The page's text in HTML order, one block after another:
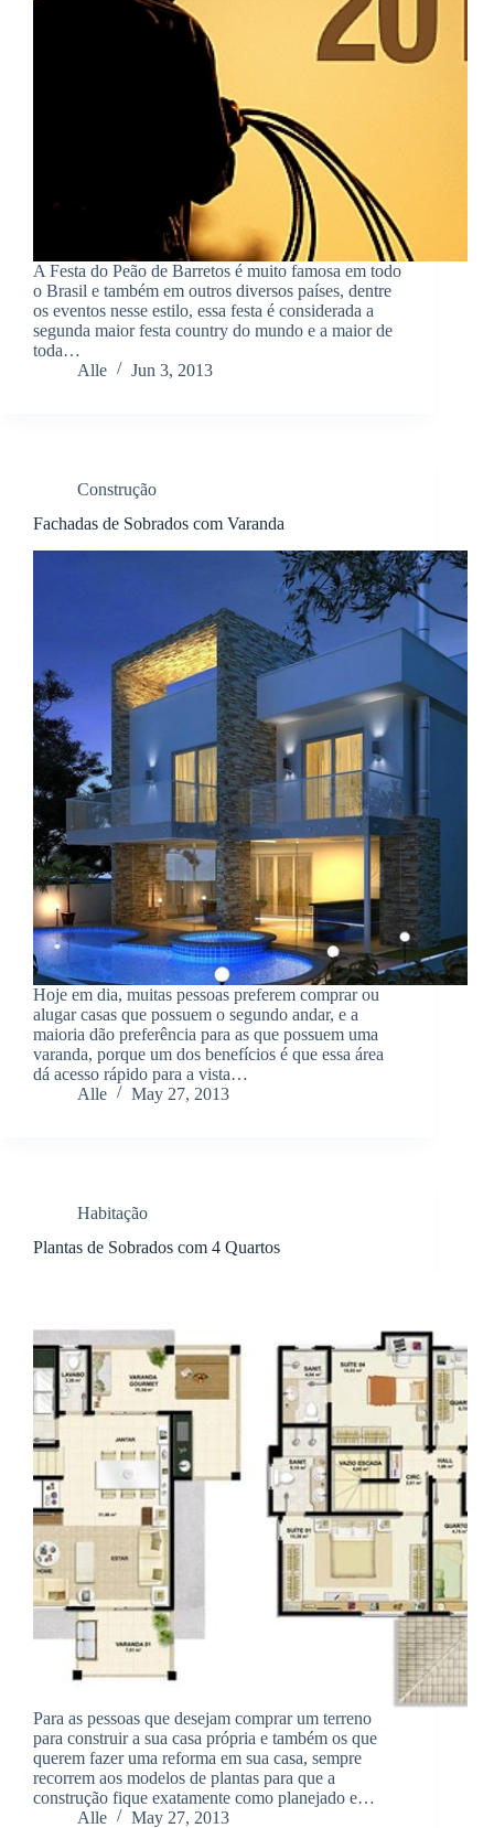
A Festa do Peão de Barretos é muito famosa em todo
o Brasil e também em outros diversos países, dentre
os eventos nesse estilo, essa festa é considerada a
segunda maior festa country do mundo e a maior de
toda…
Alle
Jun 3, 2013
Construção
Fachadas de Sobrados com Varanda
Hoje em dia, muitas pessoas preferem comprar ou
alugar casas que possuem o segundo andar, e a
maioria dão preferência para as que possuem uma
varanda, porque um dos benefícios é que essa área
dá acesso rápido para a vista…
Alle
May 27, 2013
Habitação
Plantas de Sobrados com 4 Quartos
Para as pessoas que desejam comprar um terreno
para construir a sua casa própria e também os que
querem fazer uma reforma em sua casa, sempre
recorrem aos modelos de plantas para que a
construção fique exatamente como planejado e…
Alle
May 27, 2013